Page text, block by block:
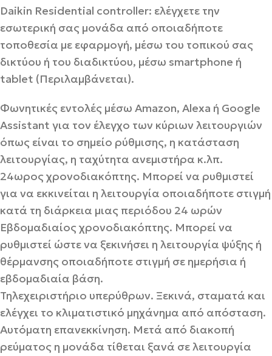
Daikin Residential controller: ελέγχετε την
εσωτερική σας μονάδα από οποιαδήποτε
τοποθεσία με εφαρμογή, μέσω του τοπικού σας
δικτύου ή του διαδικτύου, μέσω smartphone ή
tablet (Περιλαμβάνεται).
Φωνητικές εντολές μέσω Amazon, Alexa ή Google
Assistant για τον έλεγχο των κύριων λειτουργιών
όπως είναι το σημείο ρύθμισης, η κατάσταση
λειτουργίας, η ταχύτητα ανεμιστήρα κ.λπ.
24ωρος χρονοδιακόπτης. Μπορεί να ρυθμιστεί
για να εκκινείται η λειτουργία οποιαδήποτε στιγμή
κατά τη διάρκεια μιας περιόδου 24 ωρών
Εβδομαδιαίος χρονοδιακόπτης. Μπορεί να
ρυθμιστεί ώστε να ξεκινήσει η λειτουργία ψύξης ή
θέρμανσης οποιαδήποτε στιγμή σε ημερήσια ή
εβδομαδιαία βάση.
Τηλεχειριστήριο υπερύθρων. Ξεκινά, σταματά και
ελέγχει το κλιματιστικό μηχάνημα από απόσταση.
Αυτόματη επανεκκίνηση. Μετά από διακοπή
ρεύματος η μονάδα τίθεται ξανά σε λειτουργία